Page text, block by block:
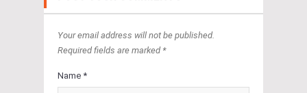
Your email address will not be published.
Required fields are marked *
Name *